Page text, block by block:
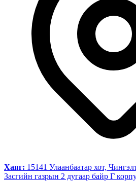
Хаяг: 15141 Улаанбаатар хот,
Засгийн газрын 2 дугаар байр Г